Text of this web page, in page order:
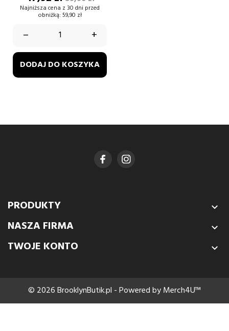
podstawowa
Najniższa cena z 30 dni przed
obniżką: 59,90 zł
– +
DODAJ DO KOSZYKA
PRODUKTY 
NASZA FIRMA 
TWOJE KONTO 
© 2026 BrooklynButik.pl - Powered by Merch4U™